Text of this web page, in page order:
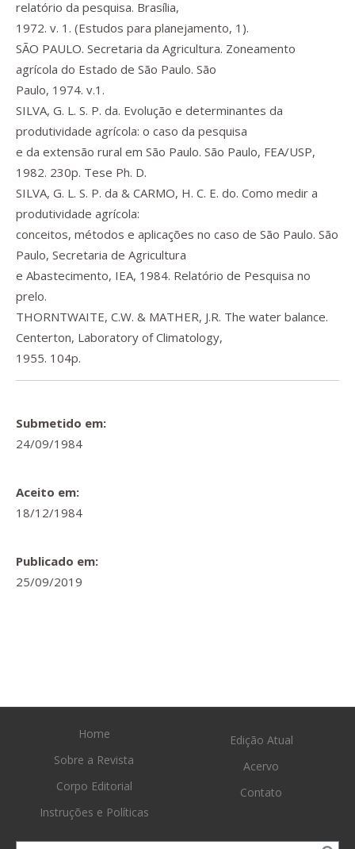
relatório da pesquisa. Brasília,
1972. v. 1. (Estudos para planejamento, 1).
SÃO PAULO. Secretaria da Agricultura. Zoneamento
agrícola do Estado de São Paulo. São
Paulo, 1974. v.1.
SILVA, G. L. S. P. da. Evolução e determinantes da
produtividade agrícola: o caso da pesquisa
e da extensão rural em São Paulo. São Paulo, FEA/USP,
1982. 230p. Tese Ph. D.
SILVA, G. L. S. P. da & CARMO, H. C. E. do. Como medir a
produtividade agrícola:
conceitos, métodos e aplicações no caso de São Paulo. São
Paulo, Secretaria de Agricultura
e Abastecimento, IEA, 1984. Relatório de Pesquisa no
prelo.
THORNTWAITE, C.W. & MATHER, J.R. The water balance.
Centerton, Laboratory of Climatology,
1955. 104p.
Submetido em:
24/09/1984
Aceito em:
18/12/1984
Publicado em:
25/09/2019
Home
Sobre a Revista
Corpo Editorial
Instruções e Políticas
Edição Atual
Acervo
Contato